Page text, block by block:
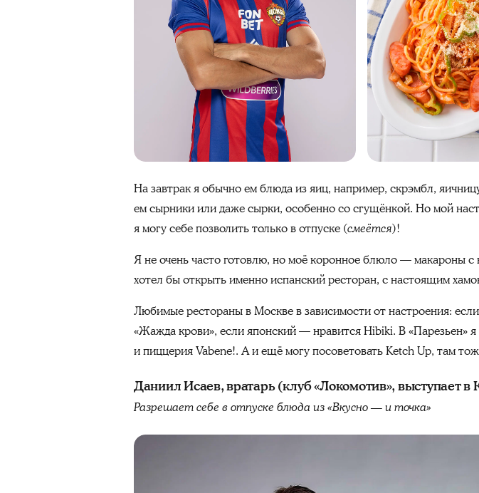
На завтрак я обычно ем блюда из яиц, например, скрэмбл,
ем сырники или даже сырки, особенно со сгущёнкой. Но мой
я могу себе позволить только в отпуске (смеётся)!
Я не очень часто готовлю, но моё коронное блюло — макароны
хотел бы открыть именно испанский ресторан, с настоящим
Любимые рестораны в Москве в зависимости от настроения:
«Жажда крови», если японский — нравится Hibiki. В «Парезьен»
и пиццерия Vabene!. А и ещё могу посоветовать Ketch Up, там
Даниил Исаев, вратарь (клуб «Локомотив», выступает
Разрешает себе в отпуске блюда из «Вкусно — и точка»